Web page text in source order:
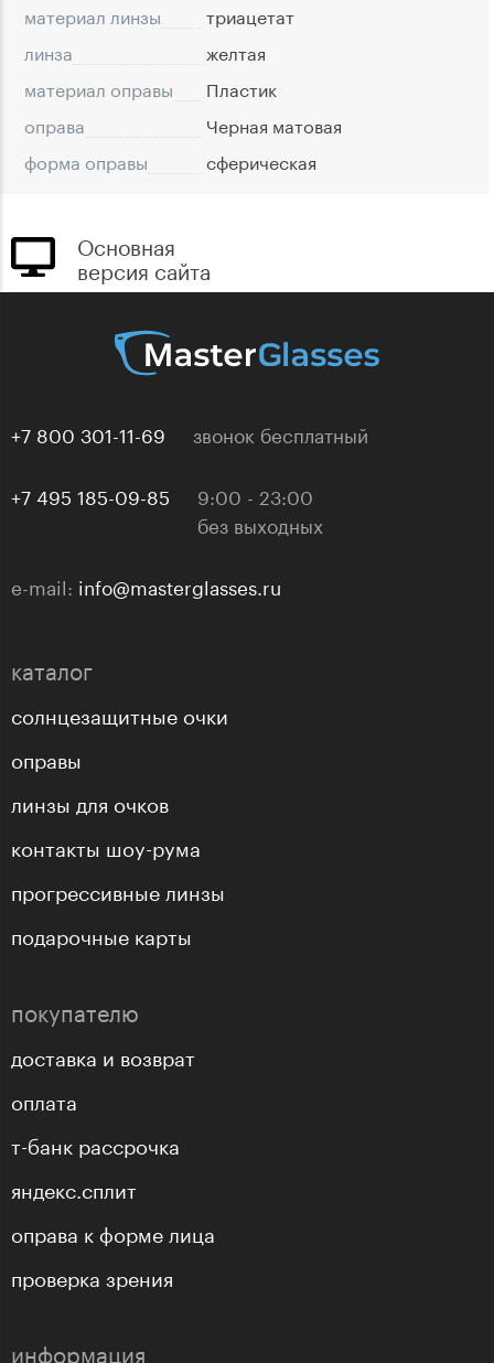
материал линзы
триацетат
линза
желтая
материал оправы
Пластик
оправа
Черная матовая
форма оправы
сферическая
Основная
версия сайта
+7 800 301-11-69 звонок бесплатный
+7 495 185-09-85
9:00 - 23:00
без выходных
e-mail: info@masterglasses.ru
каталог
солнцезащитные очки
оправы
линзы для очков
контакты шоу-рума
прогрессивные линзы
подарочные карты
покупателю
доставка и возврат
оплата
т-банк рассрочка
яндекс.сплит
оправа к форме лица
проверка зрения
информация